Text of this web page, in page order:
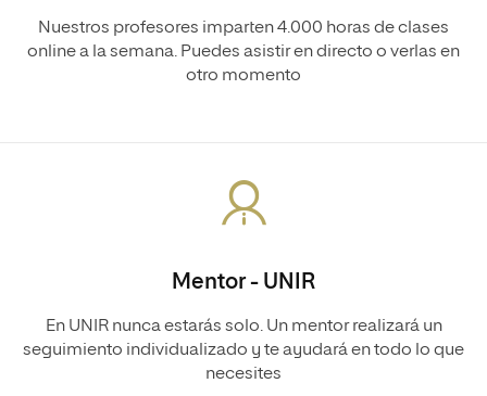
Nuestros profesores imparten 4.000 horas de clases
online a la semana. Puedes asistir en directo o verlas en
otro momento
Mentor - UNIR
En UNIR nunca estarás solo. Un mentor realizará un
seguimiento individualizado y te ayudará en todo lo que
necesites